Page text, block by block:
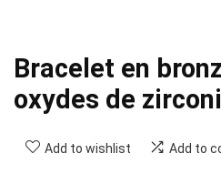
Bracelet en
oxydes de
Add to wishlist Add to